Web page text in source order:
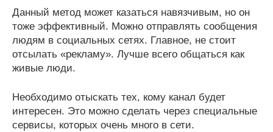
Данный метод может казаться навязчивым, но он
тоже эффективный. Можно отправлять сообщения
людям в социальных сетях. Главное, не стоит
отсылать «рекламу». Лучше всего общаться как
живые люди.
Необходимо отыскать тех, кому канал будет
интересен. Это можно сделать через специальные
сервисы, которых очень много в сети.